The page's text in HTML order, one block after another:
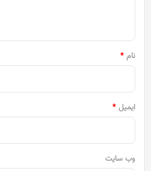
نام *
ایمیل *
وب‌ سایت